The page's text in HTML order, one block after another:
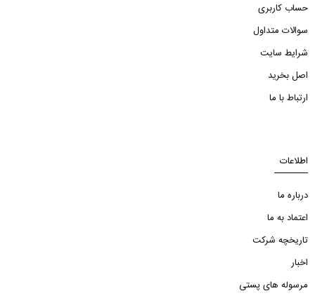
حساب کاربری
سوالات متداول
شرایط سایت
اصل بخرید
ارتباط با ما
اطلاعات
درباره ما
اعتماد به ما
تاریخچه شرکت
اخبار
مرسوله های پستی